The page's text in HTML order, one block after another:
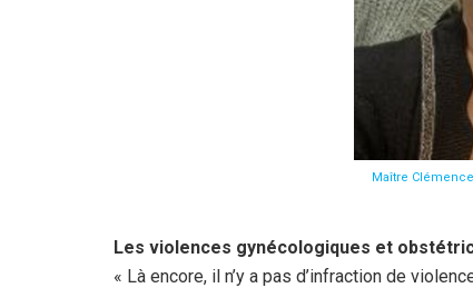
Maître
Les violences gynécologiques et
« Là encore, il n’y a pas d’infraction de